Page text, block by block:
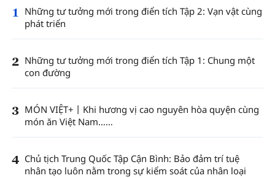
1
Những tư tưởng mới trong điển tích Tập 2: Vạn vật cùng
phát triển
2 Những tư tưởng mới trong điển tích Tập 1: Chung một
con đường
3 MÓN VIỆT+丨Khi hương vị cao nguyên hòa quyện cùng
món ăn Việt Nam……
4 Chủ tịch Trung Quốc Tập Cận Bình: Bảo đảm trí tuệ
nhân tạo luôn nằm trong sự kiểm soát của nhân loại